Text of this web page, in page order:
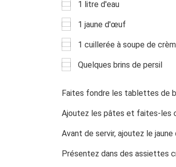
1 litre d'eau
1 jaune d'œuf
1 cuillerée à soupe de
Quelques brins de persil
Faites fondre les tablettes de
Ajoutez les pâtes et faites-les
Avant de servir, ajoutez le
Présentez dans des assiettes